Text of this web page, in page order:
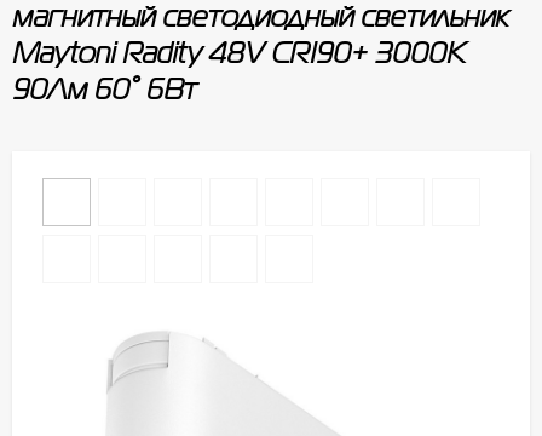
магнитный светодиодный светильник
Maytoni Radity 48V CRI90+ 3000К
90Лм 60° 6Вт